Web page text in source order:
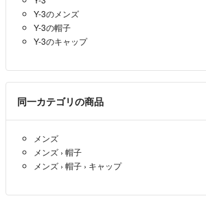
ぜひお気軽にお声がけください！
誠実なお取引を心がけております。どうぞよろ
古物許可証：宮城県公安委員会 第221260000188
Y-3のメンズ
Y-3の帽子
Y-3のキャップ
同一カテゴリの商品
メンズ
メンズ › 帽子
メンズ › 帽子 › キャップ